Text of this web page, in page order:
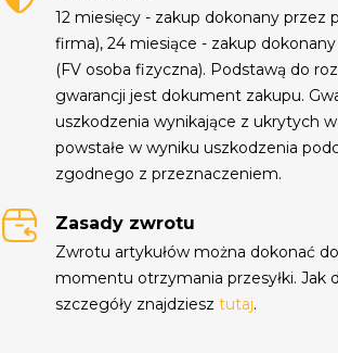
12 miesięcy - zakup dokonany przez
firma), 24 miesiące - zakup
(FV osoba fizyczna). Podstawą do
gwarancji jest dokument zakupu.
uszkodzenia wynikające z ukrytych
powstałe w wyniku uszkodzenia
zgodnego z przeznaczeniem.
Zasady zwrotu
Zwrotu artykułów można dokonać
momentu otrzymania przesyłki. Jak
szczegóły znajdziesztutaj.